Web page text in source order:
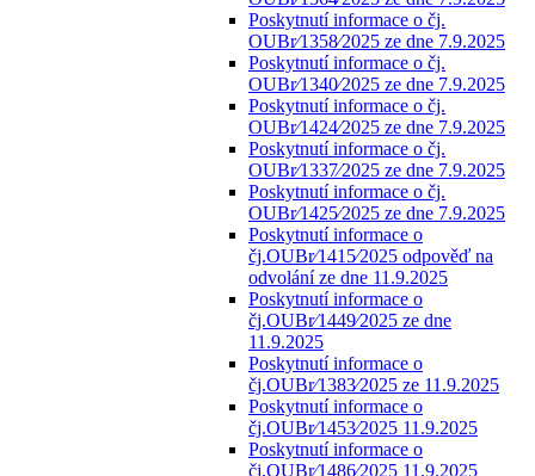
Poskytnutí informace o čj.
OUBr⁄1358⁄2025 ze dne 7.9.2025
Poskytnutí informace o čj.
OUBr⁄1340⁄2025 ze dne 7.9.2025
Poskytnutí informace o čj.
OUBr⁄1424⁄2025 ze dne 7.9.2025
Poskytnutí informace o čj.
OUBr⁄1337⁄2025 ze dne 7.9.2025
Poskytnutí informace o čj.
OUBr⁄1425⁄2025 ze dne 7.9.2025
Poskytnutí informace o
čj.OUBr⁄1415⁄2025 odpověď na
odvolání ze dne 11.9.2025
Poskytnutí informace o
čj.OUBr⁄1449⁄2025 ze dne
11.9.2025
Poskytnutí informace o
čj.OUBr⁄1383⁄2025 ze 11.9.2025
Poskytnutí informace o
čj.OUBr⁄1453⁄2025 11.9.2025
Poskytnutí informace o
čj.OUBr⁄1486⁄2025 11.9.2025